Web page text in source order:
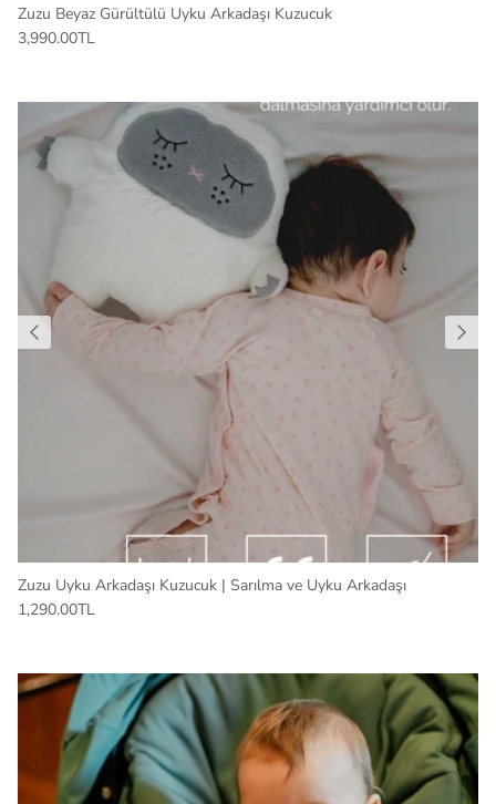
Zuzu Beyaz Gürültülü Uyku Arkadaşı Kuzucuk
3,990.00TL
Zuzu Uyku Arkadaşı Kuzucuk | Sarılma ve Uyku Arkadaşı
1,290.00TL